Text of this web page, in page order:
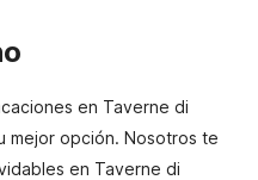
en Taverne di
mejor opción. Nosotros te
en Taverne di